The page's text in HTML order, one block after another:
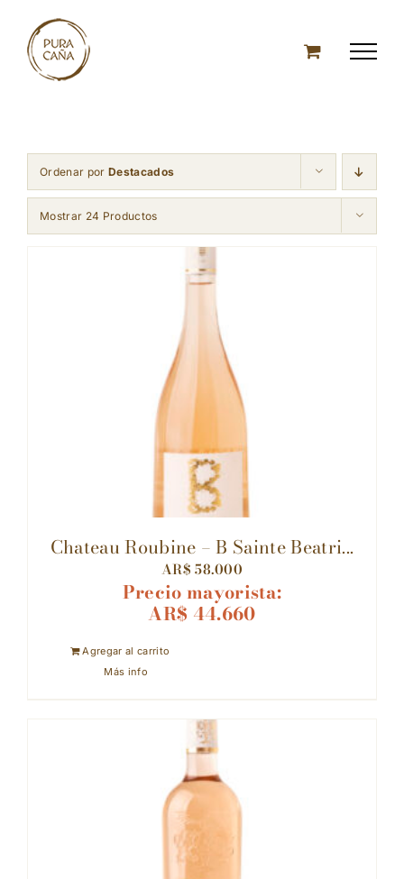
content
Ordenar por Destacados
Mostrar 24 Productos
Chateau Roubine – B Sainte Beatri...
AR$ 58.000
Precio mayorista:
AR$ 44.660
Agregar al carrito
Más info